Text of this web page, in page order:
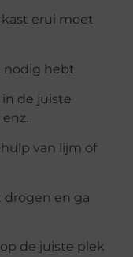
erui moet
nodig hebt.
in de juiste
van lijm of
drogen en ga
de juiste plek